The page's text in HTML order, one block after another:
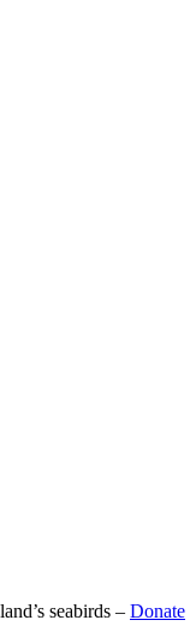
seabirds – Donate